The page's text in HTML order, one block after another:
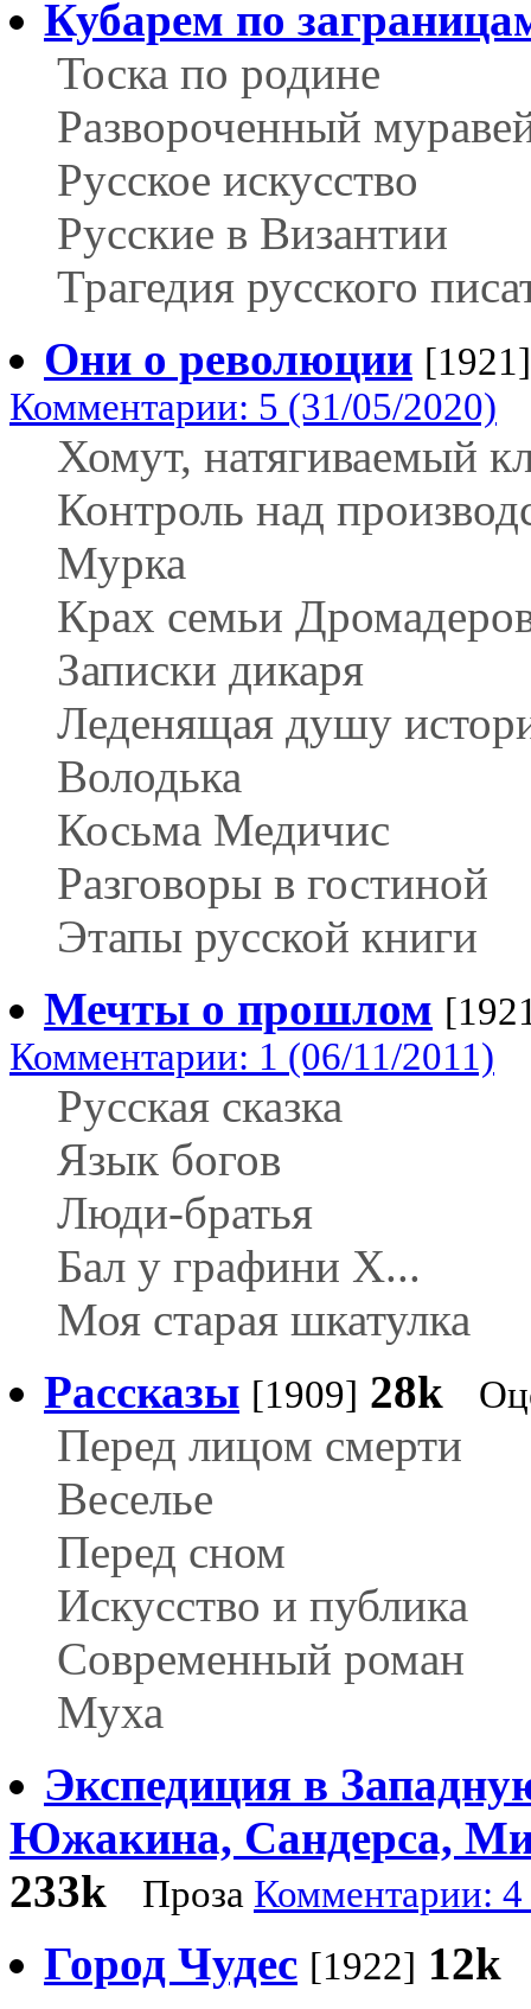
Кубарем по
Тоска по родине
Развороченный
Русское искусство
Русские в Византии
Трагедия русского
Они о революции [1921]
Комментарии: 5 (31/05/2020)
Хомут, натягиваемый
Контроль над
Мурка
Крах семьи
Записки дикаря
Леденящая душу
Володька
Косьма Медичис
Разговоры в гостиной
Этапы русской книги
Мечты о прошлом
Комментарии: 1 (06/11/2011)
Русская сказка
Язык богов
Люди-братья
Бал у графини X...
Моя старая шкатулка
Рассказы [1909] 28k
Перед лицом смерти
Веселье
Перед сном
Искусство и публика
Современный роман
Муха
Экспедиция в
Южакина, Сандерса,
233k
Проза Комментарии:
Город Чудес [1922] 12k